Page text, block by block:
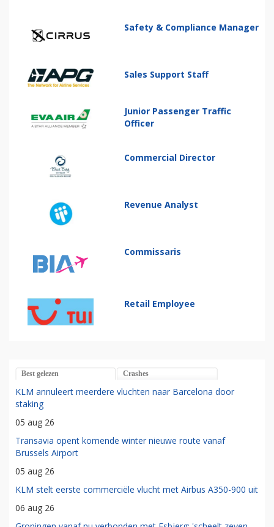
Safety & Compliance Manager
Sales Support Staff
Junior Passenger Traffic
Officer
Commercial Director
Revenue Analyst
Commissaris
Retail Employee
Best gelezen Crashes
KLM annuleert meerdere vluchten naar Barcelona door
staking
05 aug 26
Transavia opent komende winter nieuwe route vanaf
Brussels Airport
05 aug 26
KLM stelt eerste commerciële vlucht met Airbus A350-900 uit
06 aug 26